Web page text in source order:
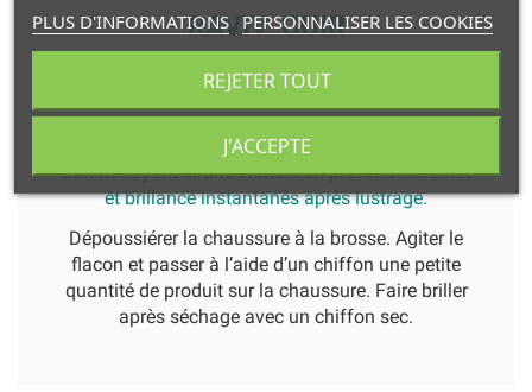
RAVIV' CUIR
Fabriqué en France
Lait nettoyant cirant. Nettoie en profondeur. Eclat
et brillance instantanés après lustrage.
Dépoussiérer la chaussure à la brosse. Agiter le
flacon et passer à l’aide d’un chiffon une petite
quantité de produit sur la chaussure. Faire briller
après séchage avec un chiffon sec.
PLUS D'INFORMATIONS PERSONNALISER LES COOKIES
REJETER TOUT
J'ACCEPTE